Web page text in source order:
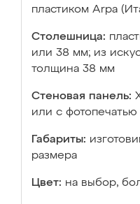
пластиком Arpa
Столешница:
или 38 мм; из
толщина 38 мм
Стеновая панель:
или с фотопечатью
Габариты:
размера
Цвет: на выбор,